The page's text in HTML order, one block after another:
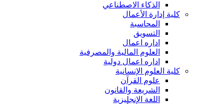
الذكاء الاصطناعي
كلية إدارة الأعمال
المحاسبة
التسويق
اداره اعمال
العلوم المالية والمصرفية
اداره اعمال دولية
كلية العلوم الإنسانية
علوم القرآن
الشريعة والقانون
اللغة الإنجليزية